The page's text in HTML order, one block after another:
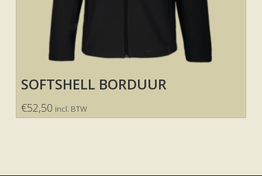
SOFTSHELL BORDUUR
€52,50 incl. BTW